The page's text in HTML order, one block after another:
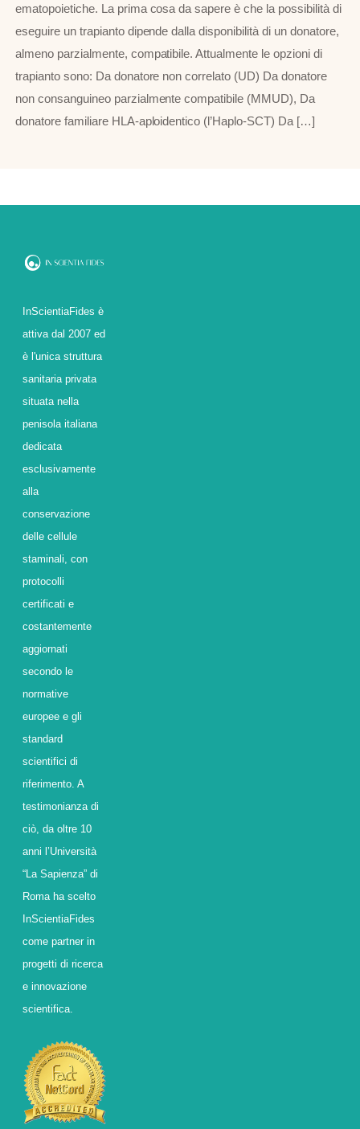
ematopoietiche. La prima cosa da sapere è che la possibilità di
eseguire un trapianto dipende dalla disponibilità di un donatore,
almeno parzialmente, compatibile. Attualmente le opzioni di
trapianto sono: Da donatore non correlato (UD) Da donatore
non consanguineo parzialmente compatibile (MMUD), Da
donatore familiare HLA-aploidentico (l’Haplo-SCT) Da […]
InScientiaFides è
attiva dal 2007 ed
è l'unica struttura
sanitaria privata
situata nella
penisola italiana
dedicata
esclusivamente
alla
conservazione
delle cellule
staminali, con
protocolli
certificati e
costantemente
aggiornati
secondo le
normative
europee e gli
standard
scientifici di
riferimento. A
testimonianza di
ciò, da oltre 10
anni l’Università
“La Sapienza” di
Roma ha scelto
InScientiaFides
come partner in
progetti di ricerca
e innovazione
scientifica.